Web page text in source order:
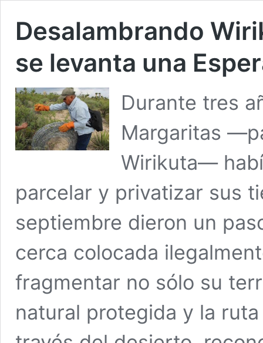
Desalambrando
se levanta una
Durante tres
Margaritas
Wirikuta—
parcelar y privatizar sus
septiembre dieron un
cerca colocada
fragmentar no sólo su
natural protegida y la